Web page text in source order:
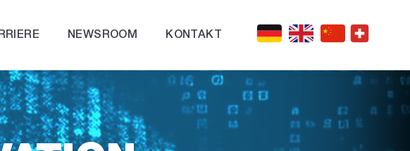
NEWSROOM KONTAKT